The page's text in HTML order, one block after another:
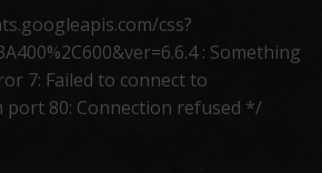
css?
: Something
7: Failed to connect to
port 80: Connection refused */